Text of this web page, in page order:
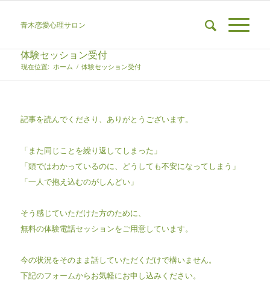
青木恋愛心理サロン
体験セッション受付
現在位置: ホーム / 体験セッション受付
記事を読んでくださり、ありがとうございます。
「また同じことを繰り返してしまった」
「頭ではわかっているのに、どうしても不安になってしまう」
「一人で抱え込むのがしんどい」
そう感じていただけた方のために、
無料の体験電話セッションをご用意しています。
今の状況をそのまま話していただくだけで構いません。
下記のフォームからお気軽にお申し込みください。